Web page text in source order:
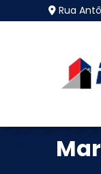
Rua